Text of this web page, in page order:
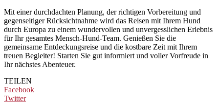
Mit einer durchdachten Planung, der richtigen Vorbereitung und
gegenseitiger Rücksichtnahme wird das Reisen mit Ihrem Hund
durch Europa zu einem wundervollen und unvergesslichen Erlebnis
für Ihr gesamtes Mensch-Hund-Team. Genießen Sie die
gemeinsame Entdeckungsreise und die kostbare Zeit mit Ihrem
treuen Begleiter! Starten Sie gut informiert und voller Vorfreude in
Ihr nächstes Abenteuer.
TEILEN
Facebook
Twitter